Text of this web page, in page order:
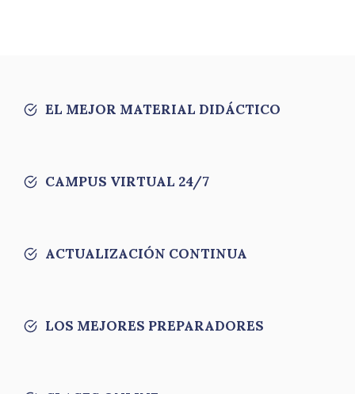
EL MEJOR MATERIAL DIDÁCTICO
CAMPUS VIRTUAL 24/7
ACTUALIZACIÓN CONTINUA
LOS MEJORES PREPARADORES